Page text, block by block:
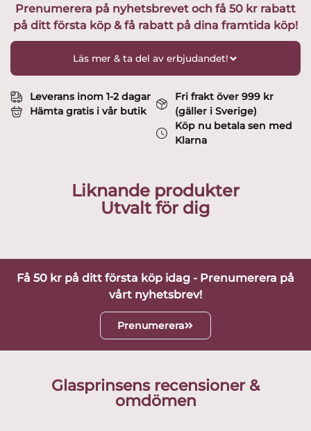
Prenumerera på nyhetsbrevet och få 50 kr rabatt
på ditt första köp & få rabatt på dina framtida köp!
Läs mer & ta del av erbjudandet!
Leverans inom 1-2 dagar
Hämta gratis i vår butik
Fri frakt över 999 kr
(gäller i Sverige)
Köp nu betala sen med
Klarna
Liknande produkter
Utvalt för dig
Få 50 kr på ditt första köp idag - Prenumerera på
vårt nyhetsbrev!
Prenumerera
Glasprinsens recensioner &
omdömen